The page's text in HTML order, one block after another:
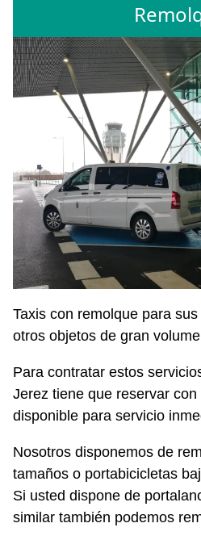
Taxis con remolque para
otros objetos de gran
Para contratar estos
Jerez tiene que reservar
disponible para servicio
Nosotros disponemos de
tamaños o portabicicletas
Si usted dispone de
similar también podemos